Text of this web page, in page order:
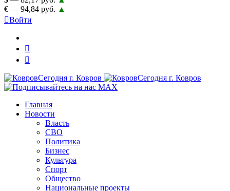
€ — 94,84 руб. ▲
Войти
Главная
Новости
Власть
СВО
Политика
Бизнес
Культура
Спорт
Общество
Национальные проекты